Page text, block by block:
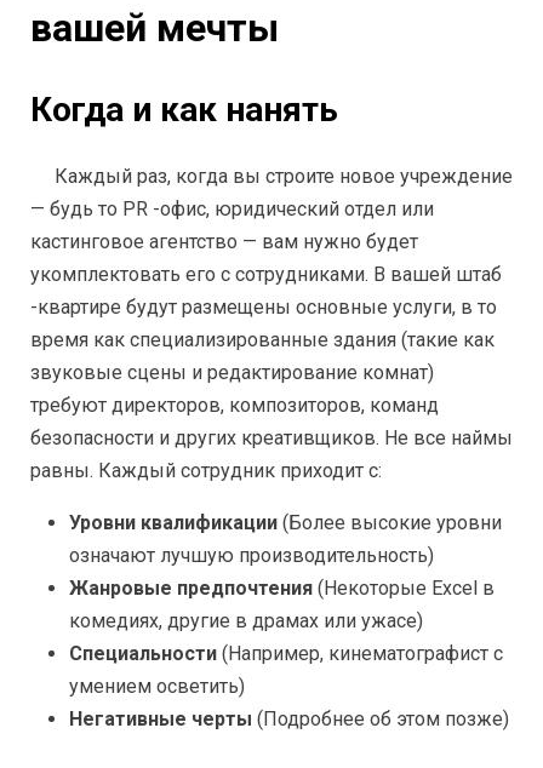
вашей мечты
Когда и как нанять
Каждый раз, когда вы строите новое учреждение
— будь то PR -офис, юридический отдел или
кастинговое агентство — вам нужно будет
укомплектовать его с сотрудниками. В вашей штаб
-квартире будут размещены основные услуги, в то
время как специализированные здания (такие как
звуковые сцены и редактирование комнат)
требуют директоров, композиторов, команд
безопасности и других креативщиков. Не все наймы
равны. Каждый сотрудник приходит с:
Уровни квалификации (Более высокие уровни
означают лучшую производительность)
Жанровые предпочтения (Некоторые Excel в
комедиях, другие в драмах или ужасе)
Специальности (Например, кинематографист с
умением осветить)
Негативные черты (Подробнее об этом позже)